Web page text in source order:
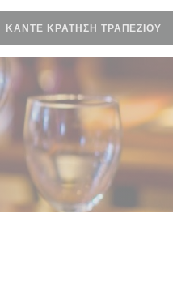
ΚΆΝΤΕ ΚΡΆΤΗΣΗ ΤΡΑΠΕΖΙΟΎ